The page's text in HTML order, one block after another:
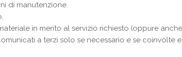
di manutenzione.
in merito al servizio richiesto (oppure
a terzi solo se necessario e se coinvolte